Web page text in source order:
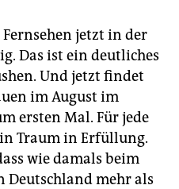
jetzt in der
Das ist ein deutliches
Und jetzt findet
im August im
ersten Mal. Für jede
Traum in Erfüllung.
wie damals beim
Deutschland mehr als